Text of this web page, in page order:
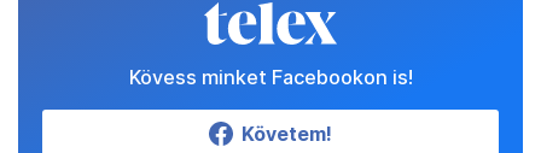
Kövess minket Facebookon is!
Követem!